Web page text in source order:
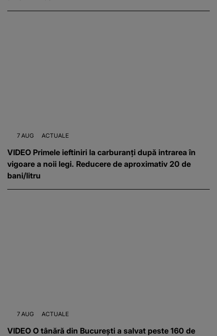
7 AUG ACTUALE
VIDEO Primele ieftiniri la carburanți după intrarea în
vigoare a noii legi. Reducere de aproximativ 20 de
bani/litru
7 AUG ACTUALE
VIDEO O tânără din București a salvat peste 160 de